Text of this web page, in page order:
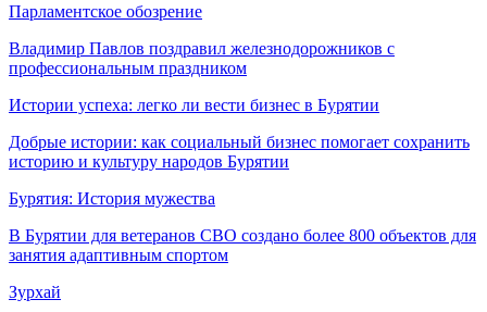
Парламентское обозрение
Владимир Павлов поздравил железнодорожников с
профессиональным праздником
Истории успеха: легко ли вести бизнес в Бурятии
Добрые истории: как социальный бизнес помогает сохранить
историю и культуру народов Бурятии
Бурятия: История мужества
В Бурятии для ветеранов СВО создано более 800 объектов для
занятия адаптивным спортом
Зурхай